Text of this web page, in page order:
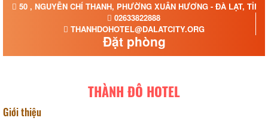
50 , NGUYỄN CHÍ THANH, PHƯỜNG XUÂN HƯƠNG - ĐÀ LẠT,
02633822888
THANHDOHOTEL@DALATCITY.ORG
Đặt phòng
THÀNH ĐÔ HOTEL
Giới thiệu